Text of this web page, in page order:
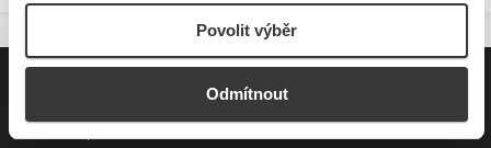
Povolit výběr
Odmítnout